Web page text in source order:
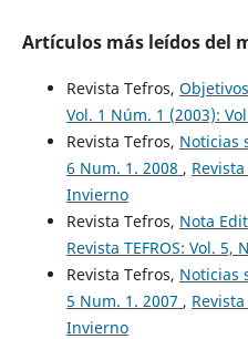
Artículos más leídos del
Revista Tefros,
Vol. 1 Núm. 1 (2003):
Revista Tefros, Noticias
6 Num. 1. 2008 ,
Invierno
Revista Tefros, Nota
Revista TEFROS: Vol.
Revista Tefros, Noticias
5 Num. 1. 2007 ,
Invierno